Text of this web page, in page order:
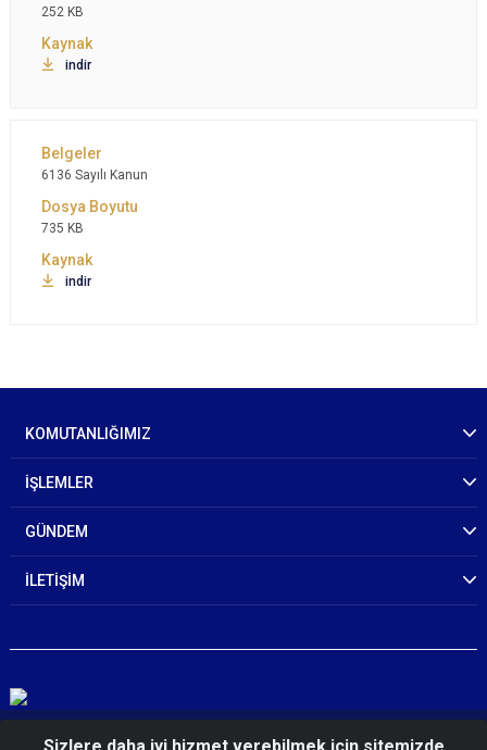
252 KB
indir
6136 Sayılı Kanun
735 KB
indir
KOMUTANLIĞIMIZ
İŞLEMLER
GÜNDEM
İLETİŞİM
© 2026 Samsun İl Jandarma Komutanlığı